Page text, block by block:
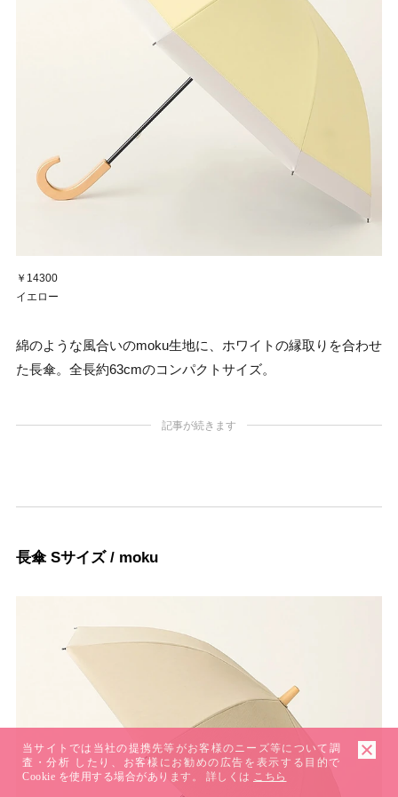
￥14300
イエロー
綿のような風合いのmoku生地に、ホワイトの縁取りを合わせ
た長傘。全長約63cmのコンパクトサイズ。
記事が続きます
長傘 Sサイズ / moku
当サイトでは当社の提携先等がお客様のニーズ等について調
査・分析 したり、お客様にお勧めの広告を表示する目的で
Cookie を使用する場合があります。 詳しくは こちら